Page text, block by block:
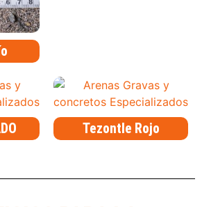
Tezontle Rojo